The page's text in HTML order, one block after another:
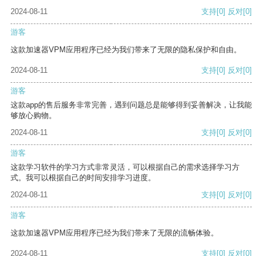
2024-08-11
支持[0] 反对[0]
游客
这款加速器VPM应用程序已经为我们带来了无限的隐私保护和自由。
2024-08-11 支持[0] 反对[0]
游客
这款app的售后服务非常完善，遇到问题总是能够得到妥善解决，让我能
够放心购物。
2024-08-11
支持[0] 反对[0]
游客
这款学习软件的学习方式非常灵活，可以根据自己的需求选择学习方
式。我可以根据自己的时间安排学习进度。
2024-08-11
支持[0] 反对[0]
游客
这款加速器VPM应用程序已经为我们带来了无限的流畅体验。
2024-08-11 支持[0] 反对[0]